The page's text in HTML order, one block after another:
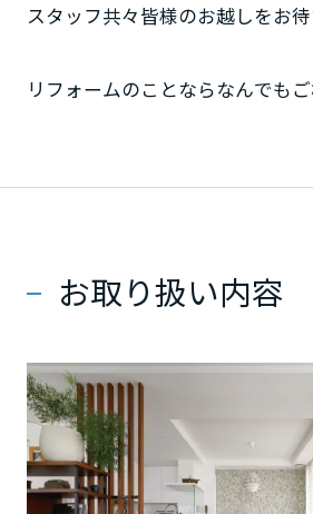
スタッフ共々皆様のお越しをお待
リフォームのことならなんでも
お取り扱い内容
東京都
富山県
新潟県
石川県